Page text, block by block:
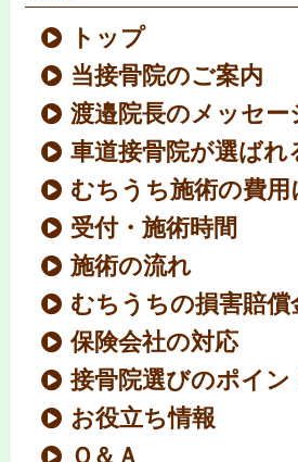
トップ
当接骨院のご案内
渡邉院長のメッセー
車道接骨院が選ばれ
むちうち施術の費用
受付・施術時間
施術の流れ
むちうちの損害賠償
保険会社の対応
接骨院選びのポイン
お役立ち情報
Ｑ＆Ａ